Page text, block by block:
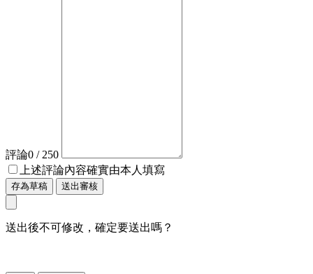
評論0 / 250
上述評論內容確實由本人填寫
存為草稿 送出審核
送出後不可修改，確定要送出嗎？